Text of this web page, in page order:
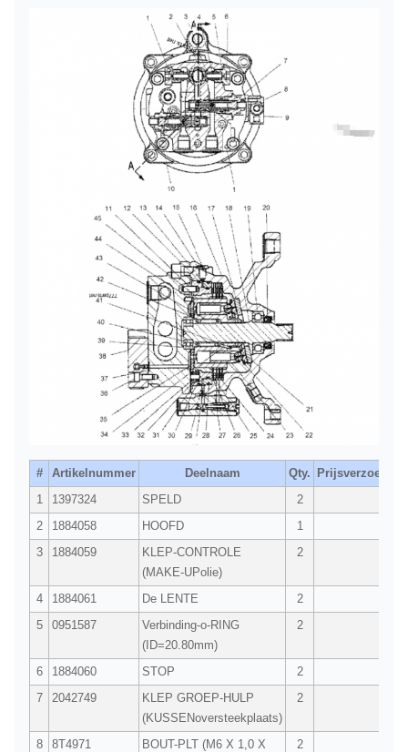
# Artikelnummer Deelnaam Qty. Prijsverzoek
1
1397324 SPELD
2
2
1884058 HOOFD
1
3
1884059
KLEP-CONTROLE
(MAKE-UPolie)
2
4 1884061 De LENTE
2
5
0951587
Verbinding-o-RING
(ID=20.80mm)
2
6 1884060 STOP
2
7
2042749
KLEP GROEP-HULP
(KUSSENoversteekplaats)
2
8 8T4971
BOUT-PLT (M6 X 1,0 X
2